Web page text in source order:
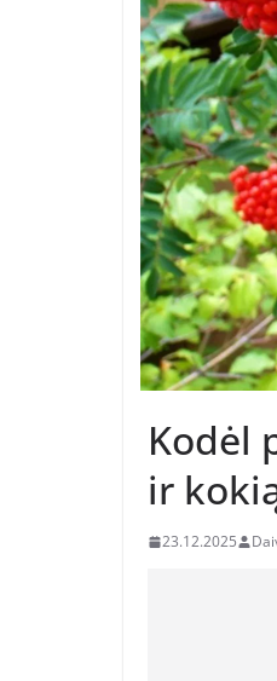
Kodėl
ir
23.12.2025